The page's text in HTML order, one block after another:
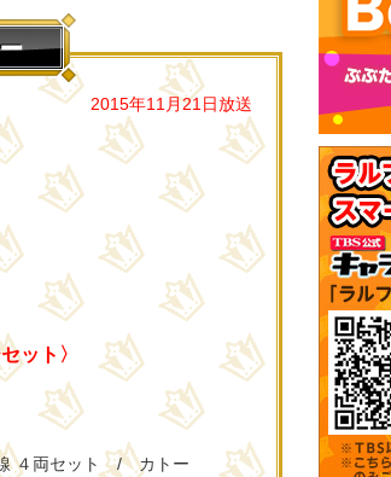
2015年11月21日放送
ット〉
４両セット / カトー